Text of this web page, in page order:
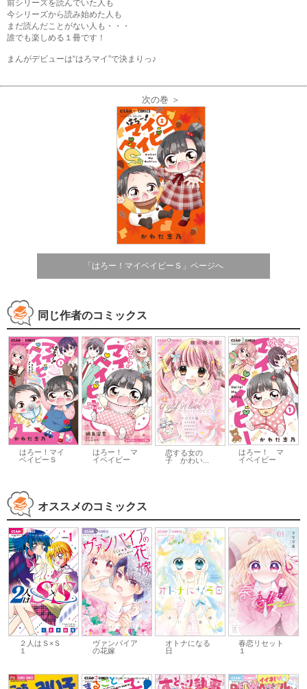
前シリーズを読んでいた人も
今シリーズから読み始めた人も
まだ読んだことがない人も・・・
誰でも楽しめる１冊です！
まんがデビューは“はろマイ”で決まりっ♪
次の巻 ＞
「はろー！マイベイビーＳ」ページへ
同じ作者のコミックス
はろー！マイ
ベイビーＳ
はろー！ マ
イベイビー
恋する女の
子 かわい...
はろー！ マ
イベイビー
オススメのコミックス
２人はＳ×Ｓ
１
ヴァンパイア
の花嫁
オトナになる
日
春恋リセット
１